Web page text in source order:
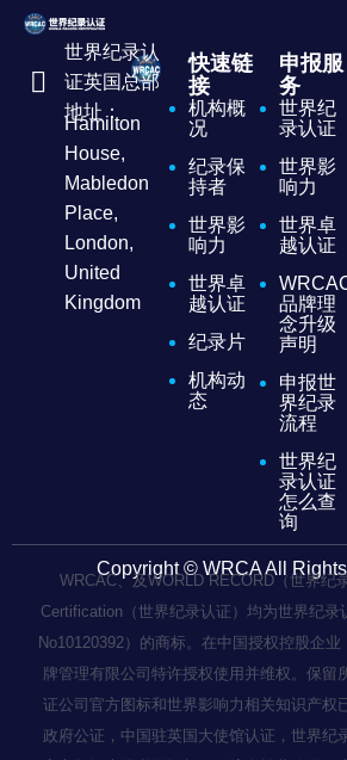
世界纪录认
证英国总部
地址：
Hamilton
House,
Mabledon
Place,
London,
United
Kingdom
快速链
接
机构概
况
纪录保
持者
世界影
响力
世界卓
越认证
纪录片
机构动
态
申报服
务
世界纪
录认证
世界影
响力
世界卓
越认证
品牌理
念升级
声明
申报世
界纪录
流程
世界纪
录认证
怎么查
询
Copyright © WRCA All
WRCAC、及WORLD RECORD（世界纪
Certification（世界纪录认证）均为世界纪录
No10120392）的商标。在中国授权控股企
牌管理有限公司特许授权使用并维权。保留
证公司官方图标和世界影响力相关知识产权
政府公证，中国驻英国大使馆认证，世界纪